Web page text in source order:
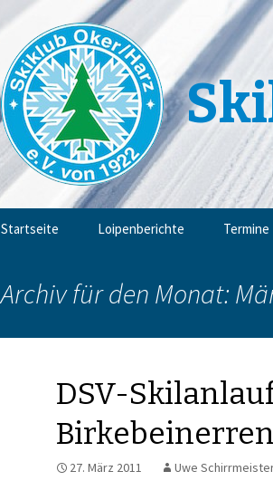
Startseite Loipenberichte Termine
Archiv für den Monat:
DSV-
27. März 2011 Uwe